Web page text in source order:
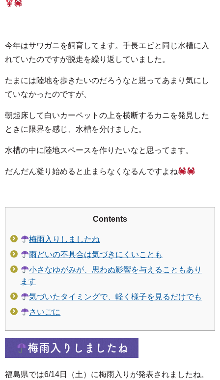
今年はサワガニを飼育してます。手長エビと同じ水槽に入
れていたのですが脱走を繰り返していました。
たまには陸地を歩きたいのだろうなと思ってあまり気にし
ていなかったのですが、
朝起床して白いカーペットの上を横断するカニを発見した
ときに限界を感じ、水槽を分けました。
水槽の中に陸地スペースを作りたいなと思ってます。
だんだん凝り始めると止まらなくなるんですよね
Contents
梅雨入りしましたね
雨どいの不具合は気づきにくいことも
小さなゆがみが、思わぬ影響を与えることもあり
ます
気づいたタイミングで、軽く様子を見るだけでも
さいごに
梅雨入りしましたね
福島県では6/14日（土）に梅雨入りが発表されましたね。